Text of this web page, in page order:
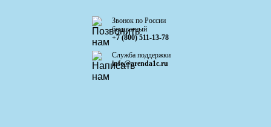
Звонок по России
бесплатный
+7 (800) 511-13-78
Служба поддержки
info@arenda1c.ru